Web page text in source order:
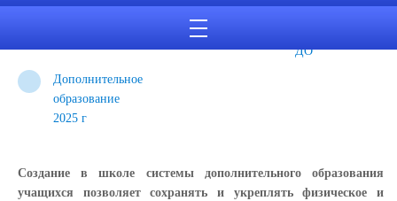
ДО"
Дополнительное
образование
2025 г
Создание в школе системы дополнительного образования
учащихся позволяет сохранять и укреплять физическое и